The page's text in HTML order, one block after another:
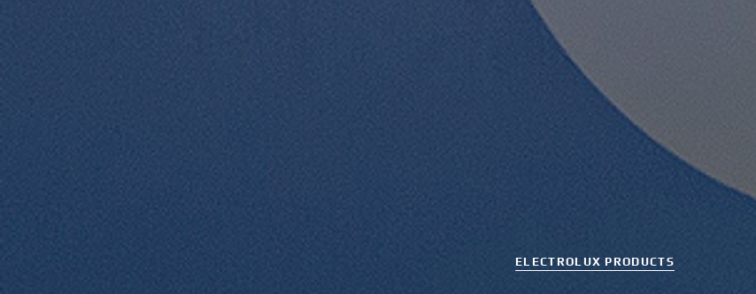
ELECTROLUX PRODUCTS